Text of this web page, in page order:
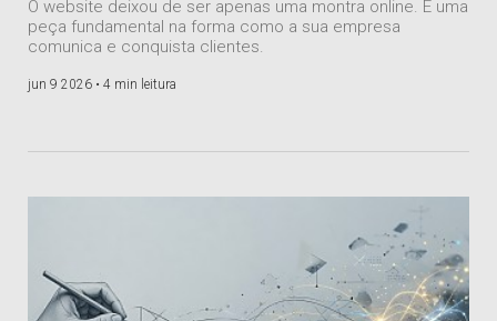
O website deixou de ser apenas uma montra online. É uma
peça fundamental na forma como a sua empresa
comunica e conquista clientes.
jun 9 2026 • 4 min leitura